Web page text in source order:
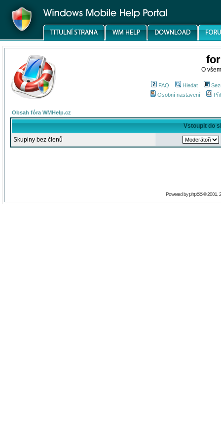
O
FAQ Hledat
Osobní nastavení
Obsah fóra WMHelp.cz
Vstoupit do
Skupiny bez členů
Powered byphpBB© 2001,